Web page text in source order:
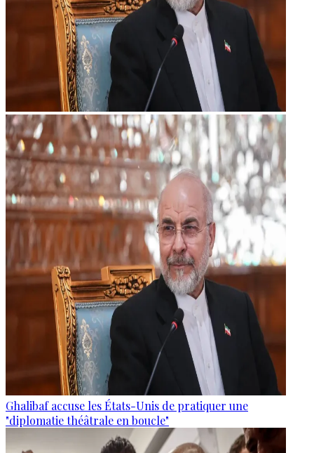
Ghalibaf accuse les États-Unis de pratiquer une
"diplomatie théâtrale en boucle"